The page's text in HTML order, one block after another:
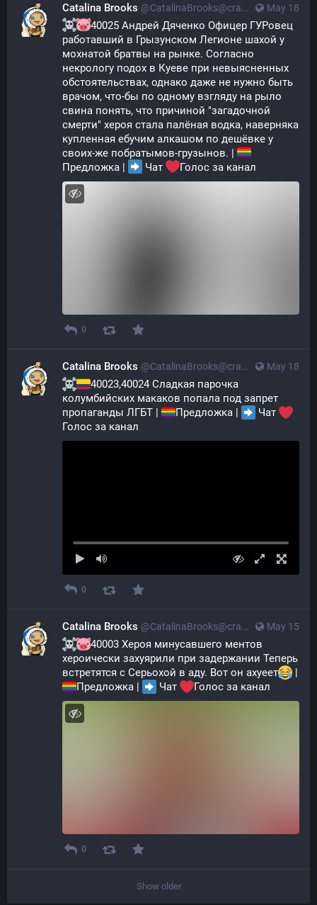
May 18
Catalina Brooks @CatalinaBrooks@crazylab.online
40025 Андрей Дяченко Офицер ГУРовец
работавший в Грызунском Легионе шахой у
мохнатой братвы на рынке. Согласно
некрологу подох в Куеве при невыясненных
обстоятельствах, однако даже не нужно быть
врачом, что-бы по одному взгляду на рыло
свина понять, что причиной "загадочной
смерти" хероя стала палёная водка, наверняка
купленная ебучим алкашом по дешёвке у
своих-же побратымов-грузынов. |
Предложка |
Чат Голос за канал
0
May 18
Catalina Brooks @CatalinaBrooks@crazylab.online
40023,40024 Сладкая парочка
колумбийских макаков попала под запрет
пропаганды ЛГБТ |
Предложка |
Чат
Голос за канал
0
May 15
Catalina Brooks @CatalinaBrooks@crazylab.online
40003 Хероя минусавшего ментов
хероически захуярили при задержании Теперь
встретятся с Серьохой в аду. Вот он ахуеет
Предложка |
Чат ️Голос за канал
0
Show older